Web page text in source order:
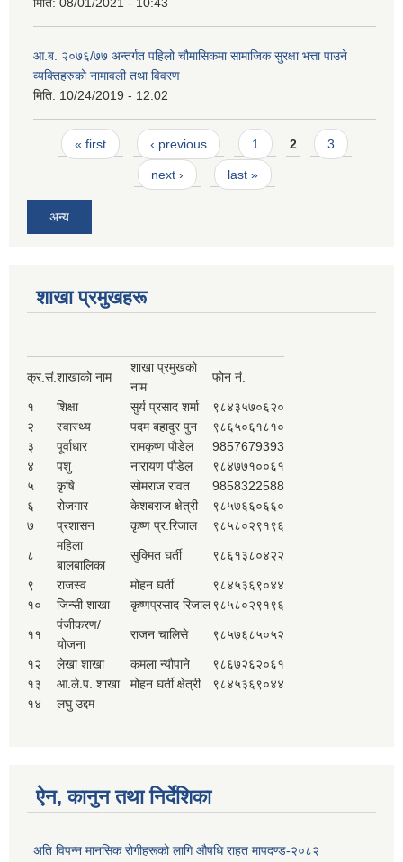
आ.ब. २०७६/७७ अन्तर्गत पहिलो चौमासिकमा सामाजिक सुरक्षा भत्ता पाउने
व्यक्तिहरुको नामावली तथा विवरण
मिति: 10/24/2019 - 12:02
Pages
« first ‹ previous 1 2 3
next › last »
अन्य
शाखा प्रमुखहरू
क्र.सं.शाखाको नाम
शाखा प्रमुखको
नाम
फोन नं.
१ शिक्षा सुर्य प्रसाद शर्मा
९८४३५७०६२०
२
स्वास्थ्य पदम बहादुर पुन
९८६५०६१८१०
३
पूर्वाधार रामकृष्ण पौडेल
9857679393
४
पशु नारायण पौडेल
९८४७७१००६१
५
कृषि सोमराज रावत
9858322588
६
रोजगार केशबराज क्षेत्री
९८५७६६०६६०
७
प्रशासन कृष्ण प्र.रिजाल ९८५८०२९१९६
८
महिला
बालबालिका
सुक्मित घर्ती ९८६१३८०४२२
९ राजस्व मोहन घर्ती
९८४५३६९०४४
१०
जिन्सी शाखा कृष्णप्रसाद रिजाल९८५८०२९१९६
११
पंजीकरण/
योजना
राजन चालिसे ९८५७६८५०५२
१२ लेखा शाखा कमला न्यौपाने
९८६७२६२०६१
१३
आ.ले.प. शाखा मोहन घर्ती क्षेत्री
९८४५३६९०४४
१४
लघु उद्दम
ऐन, कानुन तथा निर्देशिका
अति विपन्न मानसिक रोगीहरूको लागि औषधि राहत मापदण्ड-२०८२